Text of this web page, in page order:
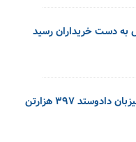
تالارهای بورس کالا میزبان دادوستد ۳۹۷ هزارتن